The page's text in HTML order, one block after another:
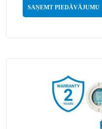
SAŅEMT PIEDĀVĀJUMU